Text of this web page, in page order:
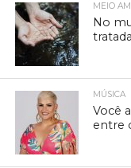
MEIO
No
MÚSICA
Você
entre